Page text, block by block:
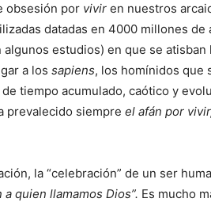
obsesión por vivir en nuestros
datadas en 4000 millones de
estudios) en que se atisban
a los sapiens, los homínidos que
tiempo acumulado, caótico y
prevalecido siempre el afán por
la “celebración” de un ser
quien llamamos Dios”. Es mucho